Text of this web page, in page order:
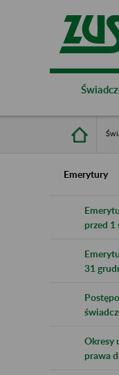
Emerytury
przed 1
31
Okresy
prawa